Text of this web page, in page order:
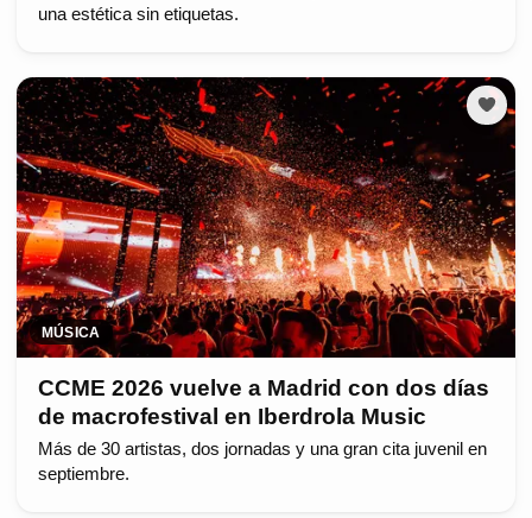
una estética sin etiquetas.
MÚSICA
CCME 2026 vuelve a Madrid con dos días
de macrofestival en Iberdrola Music
Más de 30 artistas, dos jornadas y una gran cita juvenil en
septiembre.